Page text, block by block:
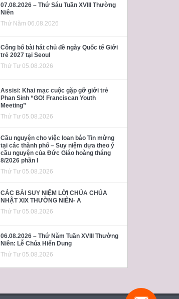
07.08.2026 – Thứ Sáu Tuần XVIII Thường
Niên
Thứ Năm 06.08.2026
Công bố bài hát chủ đề ngày Quốc tế Giới
trẻ 2027 tại Seoul
Thứ Tư 05.08.2026
Assisi: Khai mạc cuộc gặp gỡ giới trẻ
Phan Sinh “GO! Franciscan Youth
Meeting”
Thứ Tư 05.08.2026
Cầu nguyện cho việc loan báo Tin mừng
tại các thành phố – Suy niệm dựa theo ý
cầu nguyện của Đức Giáo hoàng tháng
8/2026 phần I
Thứ Tư 05.08.2026
CÁC BÀI SUY NIỆM LỜI CHÚA CHÚA
NHẬT XIX THƯỜNG NIÊN- A
Thứ Tư 05.08.2026
06.08.2026 – Thứ Năm Tuần XVIII Thường
Niên: Lễ Chúa Hiển Dung
Thứ Tư 05.08.2026